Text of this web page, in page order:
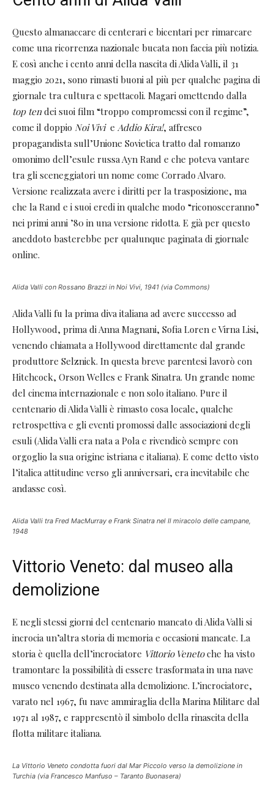
Questo almanaccare di centerari e bicentari per rimarcare
come una ricorrenza nazionale bucata non faccia più notizia.
E così anche i cento anni della nascita di Alida Valli, il 31
maggio 2021, sono rimasti buoni al più per qualche pagina di
giornale tra cultura e spettacoli. Magari omettendo dalla
top ten dei suoi film “troppo compromessi con il regime”,
come il doppio Noi Vivi e Addio Kira!, affresco
propagandista sull’Unione Sovietica tratto dal romanzo
omonimo dell’esule russa Ayn Rand e che poteva vantare
tra gli sceneggiatori un nome come Corrado Alvaro.
Versione realizzata avere i diritti per la trasposizione, ma
che la Rand e i suoi eredi in qualche modo “riconosceranno”
nei primi anni ’80 in una versione ridotta. E già per questo
aneddoto basterebbe per qualunque paginata di giornale
online.
Alida Valli con Rossano Brazzi in Noi Vivi, 1941 (via Commons)
Alida Valli fu la prima diva italiana ad avere successo ad
Hollywood, prima di Anna Magnani, Sofia Loren e Virna Lisi,
venendo chiamata a Hollywood direttamente dal grande
produttore Selznick. In questa breve parentesi lavorò con
Hitchcock, Orson Welles e Frank Sinatra. Un grande nome
del cinema internazionale e non solo italiano. Pure il
centenario di Alida Valli è rimasto cosa locale, qualche
retrospettiva e gli eventi promossi dalle associazioni degli
esuli (Alida Valli era nata a Pola e rivendicò sempre con
orgoglio la sua origine istriana e italiana). E come detto visto
l’italica attitudine verso gli anniversari, era inevitabile che
andasse così.
Alida Valli tra Fred MacMurray e Frank Sinatra nel Il miracolo delle campane,
1948
Vittorio Veneto: dal museo alla
demolizione
E negli stessi giorni del centenario mancato di Alida Valli si
incrocia un’altra storia di memoria e occasioni mancate. La
storia è quella dell’incrociatore Vittorio Venetoche ha visto
tramontare la possibilità di essere trasformata in una nave
museo venendo destinata alla demolizione. L’incrociatore,
varato nel 1967, fu nave ammiraglia della Marina Militare dal
1971 al 1987, e rappresentò il simbolo della rinascita della
flotta militare italiana.
La Vittorio Veneto condotta fuori dal Mar Piccolo verso la demolizione in
Turchia (via Francesco Manfuso – Taranto Buonasera)